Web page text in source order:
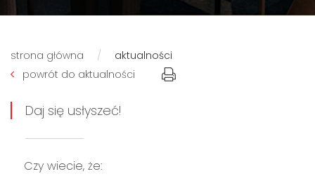
strona główna
aktualności
powrót do aktualności
Daj się usłyszeć!
Czy wiecie, że: